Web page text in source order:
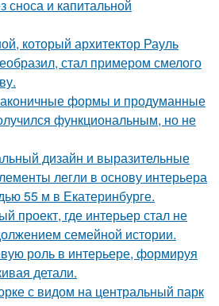
сноса и капитальной
который архитектор Рауль
стал примером смелого
формы и продуманные
функциональным, но не
дизайн и выразительные
легли в основу интерьера
55 м в Екатеринбурге.
проект, где интерьер стал не
семейной истории.
роль в интерьере, формируя
детали.
с видом на центральный парк